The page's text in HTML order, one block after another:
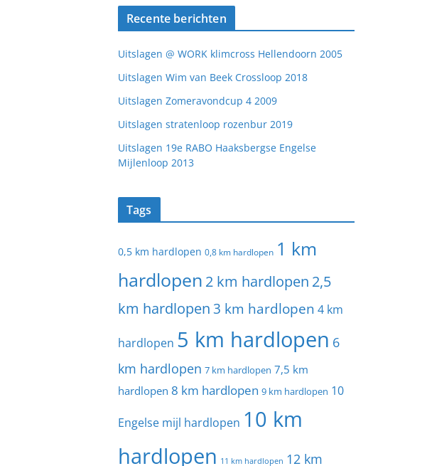
Recente berichten
Uitslagen @ WORK klimcross Hellendoorn 2005
Uitslagen Wim van Beek Crossloop 2018
Uitslagen Zomeravondcup 4 2009
Uitslagen stratenloop rozenbur 2019
Uitslagen 19e RABO Haaksbergse Engelse
Mijlenloop 2013
Tags
0,5 km hardlopen 0,8 km hardlopen 1 km
hardlopen 2 km hardlopen 2,5
km hardlopen 3 km hardlopen 4 km
hardlopen 5 km hardlopen 6
km hardlopen 7 km hardlopen 7,5 km
hardlopen 8 km hardlopen 9 km hardlopen 10
Engelse mijl hardlopen 10 km
hardlopen 11 km hardlopen 12 km